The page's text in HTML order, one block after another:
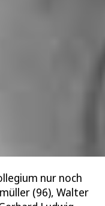
nur noch
(96), Walter